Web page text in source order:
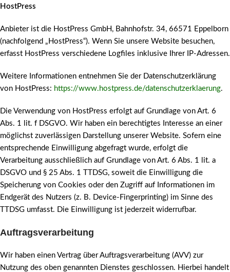
HostPress
Anbieter ist die HostPress GmbH, Bahnhofstr. 34, 66571 Eppelborn
(nachfolgend „HostPress“). Wenn Sie unsere Website besuchen,
erfasst HostPress verschiedene Logfiles inklusive Ihrer IP-Adressen.
Weitere Informationen entnehmen Sie der Datenschutzerklärung
von HostPress: https://www.hostpress.de/datenschutzerklaerung.
Die Verwendung von HostPress erfolgt auf Grundlage von Art. 6
Abs. 1 lit. f DSGVO. Wir haben ein berechtigtes Interesse an einer
möglichst zuverlässigen Darstellung unserer Website. Sofern eine
entsprechende Einwilligung abgefragt wurde, erfolgt die
Verarbeitung ausschließlich auf Grundlage von Art. 6 Abs. 1 lit. a
DSGVO und § 25 Abs. 1 TTDSG, soweit die Einwilligung die
Speicherung von Cookies oder den Zugriff auf Informationen im
Endgerät des Nutzers (z. B. Device-Fingerprinting) im Sinne des
TTDSG umfasst. Die Einwilligung ist jederzeit widerrufbar.
Auftragsverarbeitung
Wir haben einen Vertrag über Auftragsverarbeitung (AVV) zur
Nutzung des oben genannten Dienstes geschlossen. Hierbei handelt